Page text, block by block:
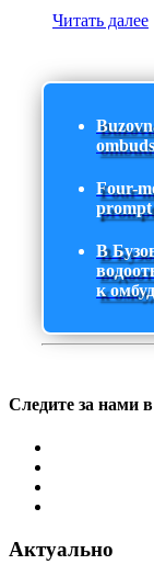
Читать далее
Four-
prompt
В
к
Следите за нами
Актуально